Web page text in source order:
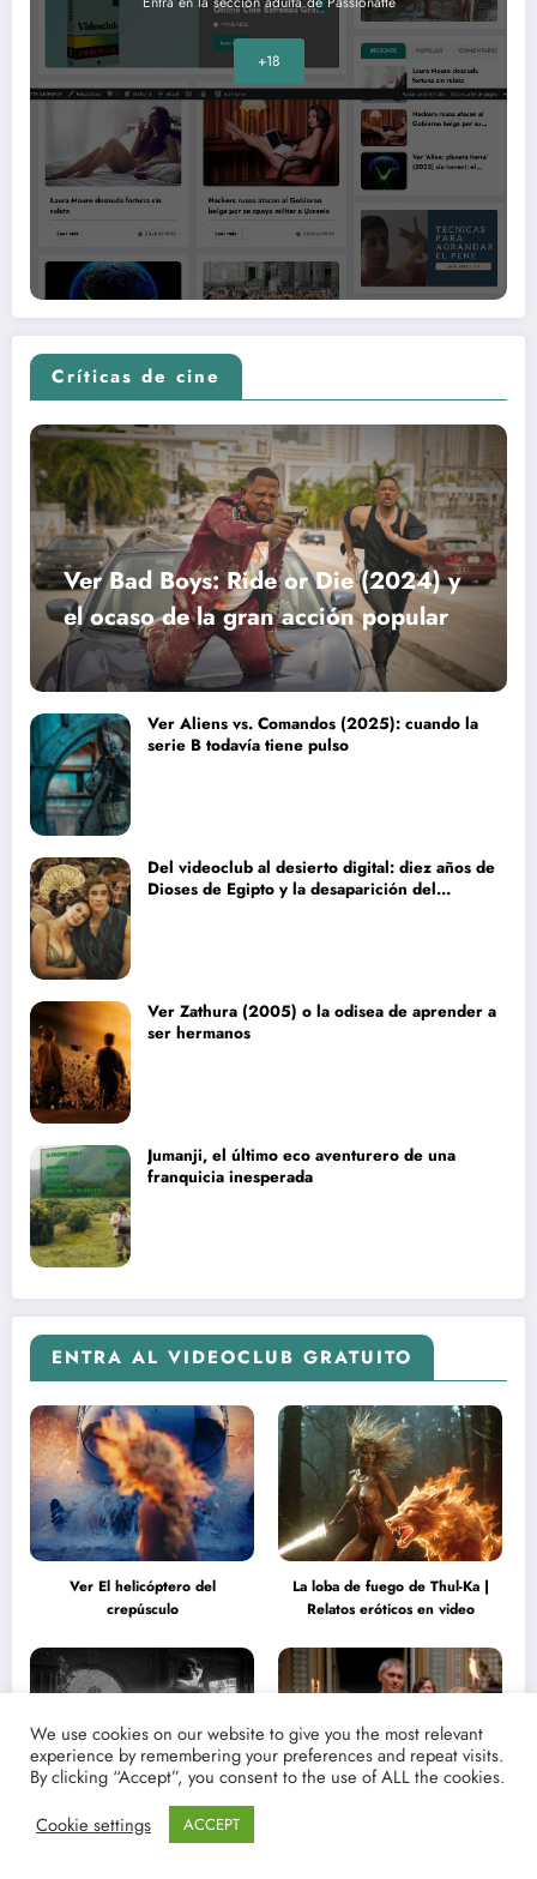
+18
Críticas de cine
Ver Bad Boys: Ride or Die (2024) y
el ocaso de la gran acción popular
Ver Aliens vs. Comandos (2025): cuando la
serie B todavía tiene pulso
Del videoclub al desierto digital: diez años de
Dioses de Egipto y la desaparición del
Ver Zathura (2005) o la odisea de aprender a
ser hermanos
Jumanji, el último eco aventurero de una
franquicia inesperada
ENTRA AL VIDEOCLUB GRATUITO
Ver El helicóptero del
crepúsculo
La loba de fuego de Thul-Ka |
Relatos eróticos en video
Ver El proceso Paradine (1947):
We use cookies on our website to give you the most relevant
experience by remembering your preferences and repeat visits.
By clicking “Accept”, you consent to the use of ALL the cookies.
Cookie settings
ACCEPT